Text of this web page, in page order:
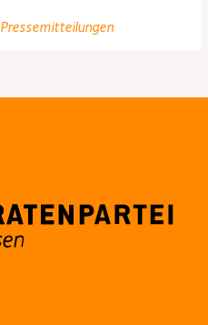
Pressemitteilungen